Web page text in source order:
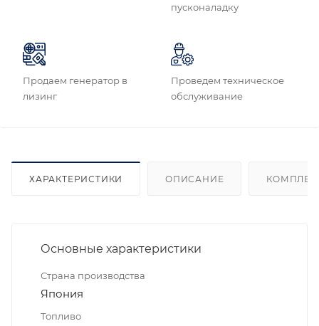
пусконаладку
Продаем генератор в
лизинг
Проведем техническое
обслуживание
ХАРАКТЕРИСТИКИ ОПИСАНИЕ
Основные характеристики
Страна производства
Япония
Топливо